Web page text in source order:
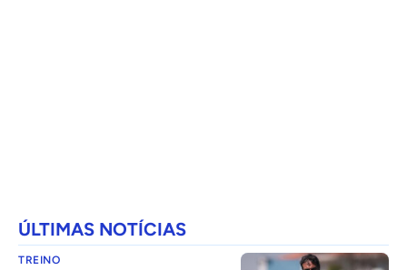
ÚLTIMAS NOTÍCIAS
TREINO